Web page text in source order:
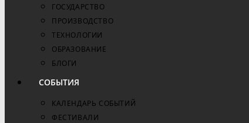
ГОСУДАРСТВО
ПРОИЗВОДСТВО
ТЕХНОЛОГИИ
ОБРАЗОВАНИЕ
БЛОГИ
СОБЫТИЯ
КАЛЕНДАРЬ СОБЫТИЙ
ФЕСТИВАЛИ